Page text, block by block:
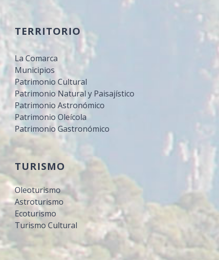
TERRITORIO
La Comarca
Municipios
Patrimonio Cultural
Patrimonio Natural y Paisajístico
Patrimonio Astronómico
Patrimonio Oleícola
Patrimonio Gastronómico
TURISMO
Oleoturismo
Astroturismo
Ecoturismo
Turismo Cultural